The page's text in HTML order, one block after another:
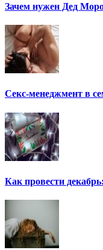
Зачем нужен Дед
Секс-менеджмент в
Как провести